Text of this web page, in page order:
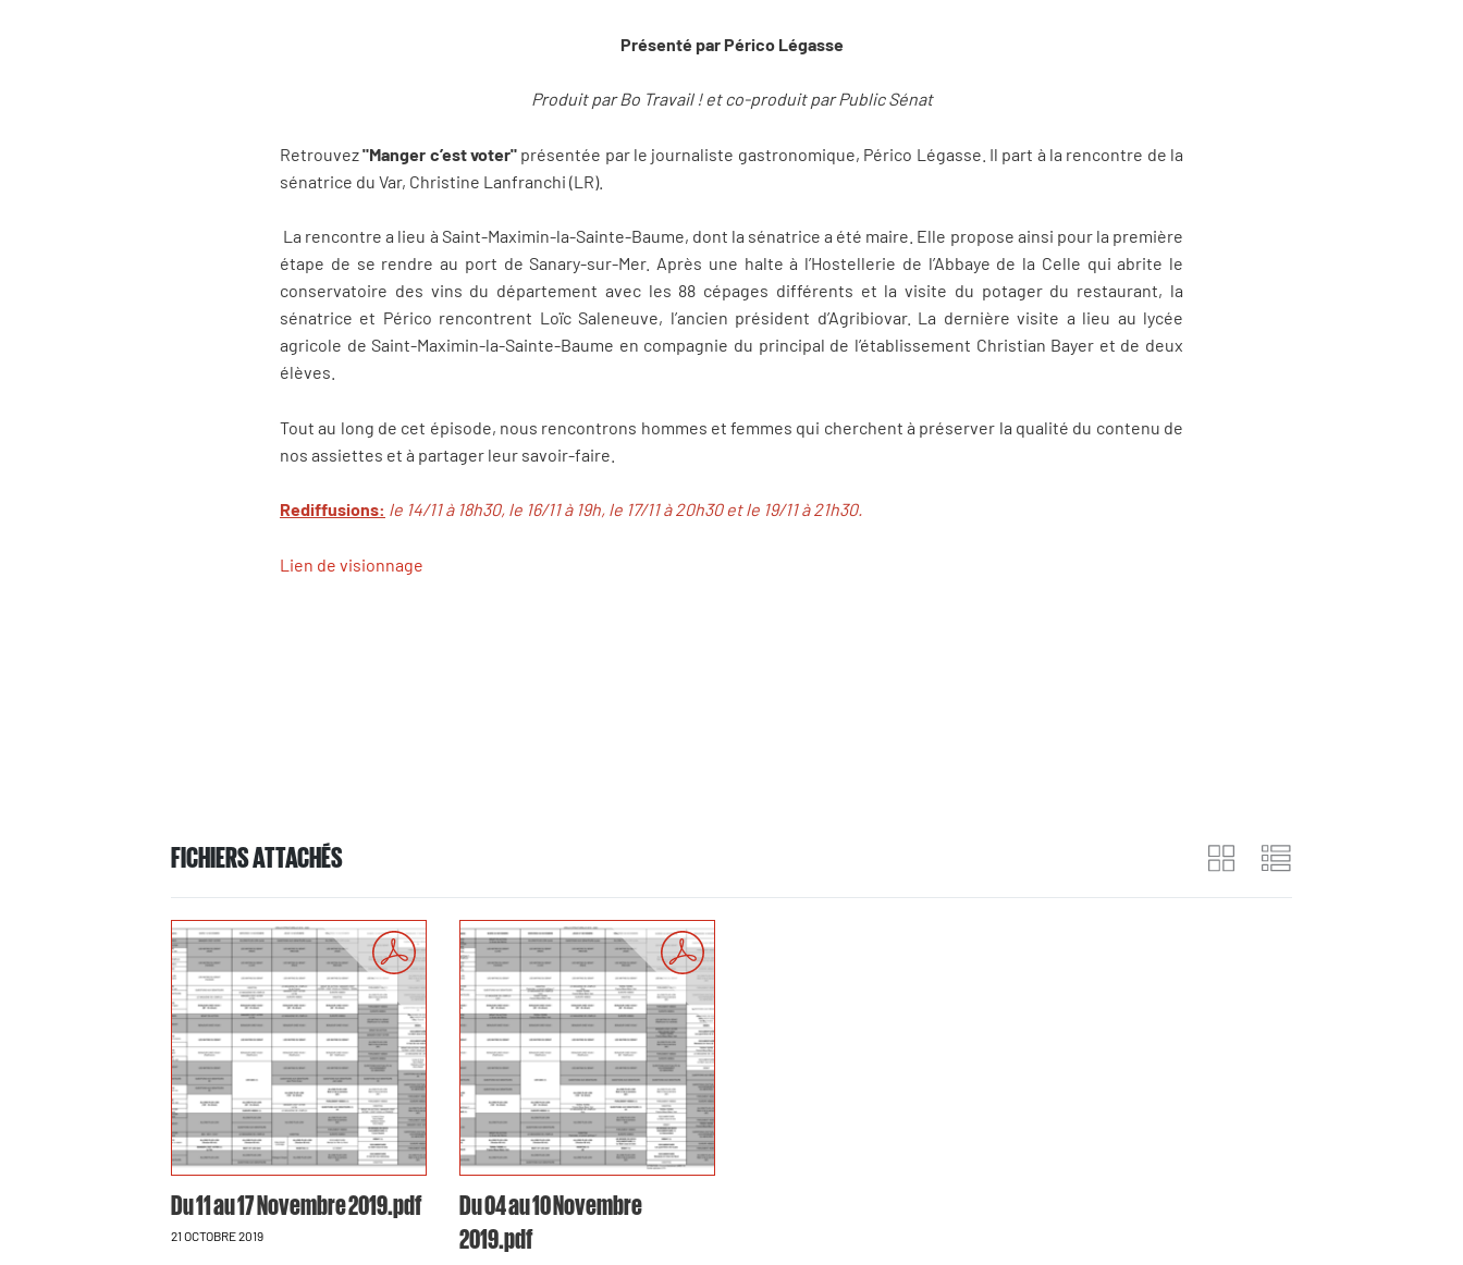
Présenté par Périco Légasse
Produit par Bo Travail ! et co-produit par Public Sénat
Retrouvez"Manger c’est voter" présentée par le journaliste gastronomique, Périco Légasse. Il part à la rencontre de la
sénatrice du Var, Christine Lanfranchi (LR).
La rencontre a lieu à Saint-Maximin-la-Sainte-Baume, dont la sénatrice a été maire. Elle propose ainsi pour la première
étape de se rendre au port de Sanary-sur-Mer. Après une halte à l’Hostellerie de l’Abbaye de la Celle qui abrite le
conservatoire des vins du département avec les 88 cépages différents et la visite du potager du restaurant, la
sénatrice et Périco rencontrent Loïc Saleneuve, l’ancien président d’Agribiovar. La dernière visite a lieu au lycée
agricole de Saint-Maximin-la-Sainte-Baume en compagnie du principal de l’établissement Christian Bayer et de deux
élèves.
Tout au long de cet épisode, nous rencontrons hommes et femmes qui cherchent à préserver la qualité du contenu de
nos assiettes et à partager leur savoir-faire.
Rediffusions: le 14/11 à 18h30, le 16/11 à 19h, le 17/11 à 20h30 et le 19/11 à 21h30.
Lien de visionnage
FICHIERS ATTACHÉS
Du 11 au 17 Novembre 2019.pdf
21 OCTOBRE 2019
Du 04 au 10 Novembre
2019.pdf